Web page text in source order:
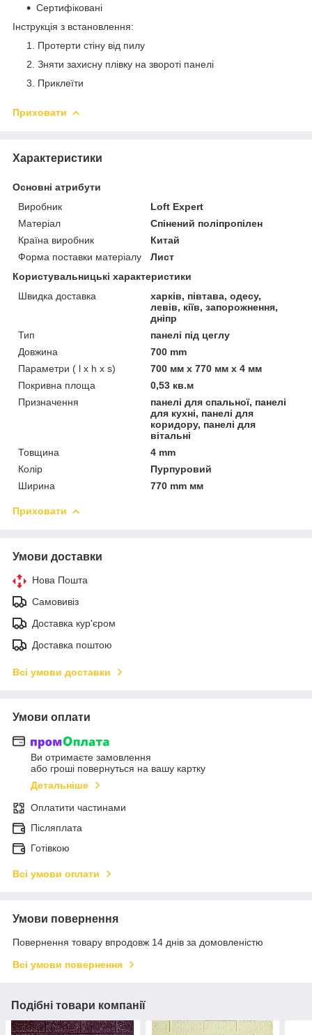
Сертифіковані
​Інструкція з встановлення:
Протерти стіну від пилу
Зняти захисну плівку на звороті панелі
Приклеїти
Приховати
Характеристики
Основні атрибути
Виробник
Loft Expert
Матеріал
Спінений поліпропілен
Країна виробник
Китай
Форма поставки матеріалу
Лист
Користувальницькі характеристики
Швидка доставка
харків, півтава, одесу,
левів, кіїв, запорожнення,
дніпр
Тип
панелі під цеглу
Довжина
700 mm
Параметри ( l x h x s)
700 мм х 770 мм х 4 мм
Покривна площа
0,53 кв.м
Призначення
панелі для спальної, панелі
для кухні, панелі для
коридору, панелі для
вітальні
Товщина
4 mm
Колір
Пурпуровий
Ширина
770 mm мм
Приховати
Умови доставки
Нова Пошта
Самовивіз
Доставка кур'єром
Доставка поштою
Всі умови доставки
Умови оплати
Ви отримаєте замовлення
або гроші повернуться на вашу картку
Детальніше
Оплатити частинами
Післяплата
Готівкою
Всі умови оплати
Умови повернення
Повернення товару впродовж 14 днів за домовленістю
Всі умови повернення
Подібні товари компанії